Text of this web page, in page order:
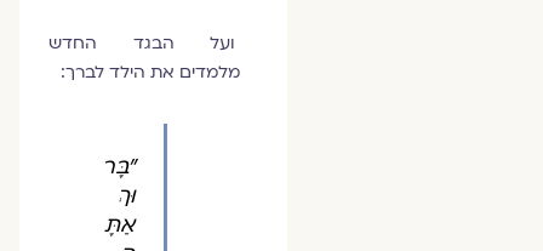
ועל הבגד החדש
מלמדים את הילד לברך:
"בָּר
וּךְ
אַתָּ